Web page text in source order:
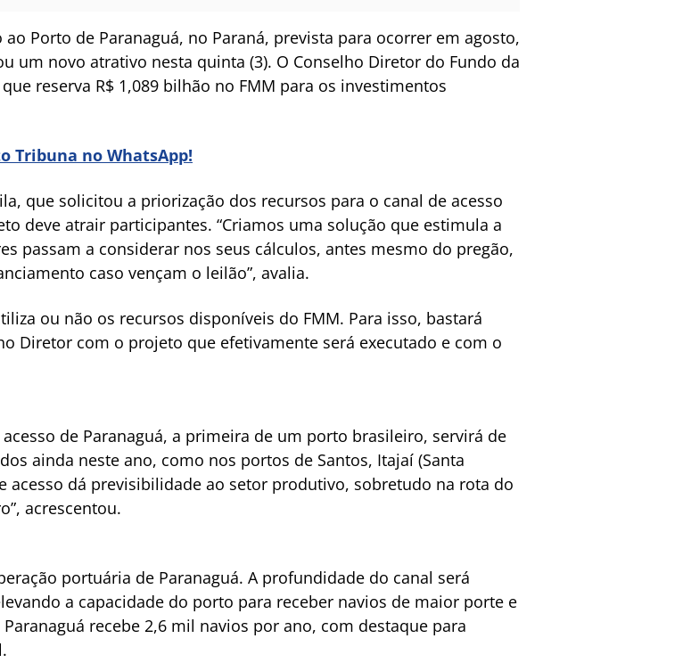
Porto de Paranaguá, no Paraná, prevista para ocorrer em agosto,
um novo atrativo nesta quinta (3). O Conselho Diretor do Fundo da
reserva R$ 1,089 bilhão no FMM para os investimentos
Tribuna no WhatsApp!
que solicitou a priorização dos recursos para o canal de acesso
deve atrair participantes. “Criamos uma solução que estimula a
passam a considerar nos seus cálculos, antes mesmo do pregão,
caso vençam o leilão”, avalia.
ou não os recursos disponíveis do FMM. Para isso, bastará
Diretor com o projeto que efetivamente será executado e com o
de Paranaguá, a primeira de um porto brasileiro, servirá de
ainda neste ano, como nos portos de Santos, Itajaí (Santa
acesso dá previsibilidade ao setor produtivo, sobretudo na rota do
acrescentou.
portuária de Paranaguá. A profundidade do canal será
a capacidade do porto para receber navios de maior porte e
recebe 2,6 mil navios por ano, com destaque para